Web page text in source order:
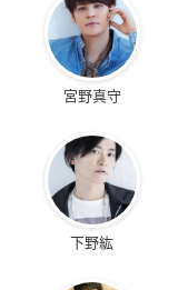
宮野真守
下野紘